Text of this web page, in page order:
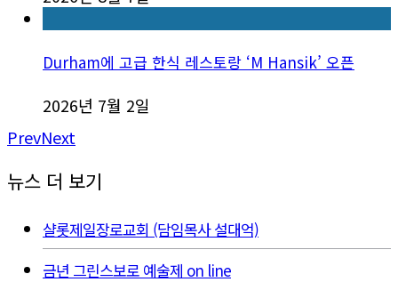
Durham에 고급 한식 레스토랑 ‘M Hansik’ 오픈
2026년 7월 2일
PrevNext
뉴스 더 보기
샬롯제일장로교회 (담임목사 설대억)
금년 그린스보로 예술제 on line